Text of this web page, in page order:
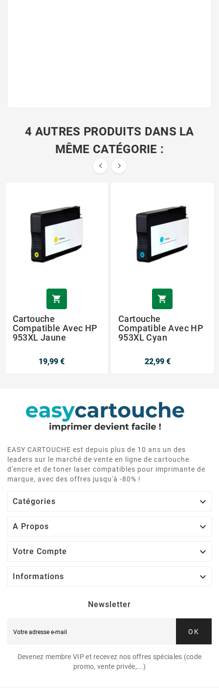
4 AUTRES PRODUITS DANS LA
MÊME CATÉGORIE :
 

Cartouche
Compatible Avec HP
953XL Jaune
19,99 €

Cartouche
Compatible Avec HP
953XL Cyan
22,99 €
EASY CARTOUCHE est depuis plus de 10 ans un des
leaders sur le marché de vente en ligne de cartouche
d'encre et de toner laser compatibles pour imprimante de
marque, avec des offres jusqu'à -80% !
Catégories 
A Propos 
Votre Compte 
Informations 
Newsletter
OK
Devenez membre VIP et recevez nos offres spéciales (code
promo, vente privée,...)